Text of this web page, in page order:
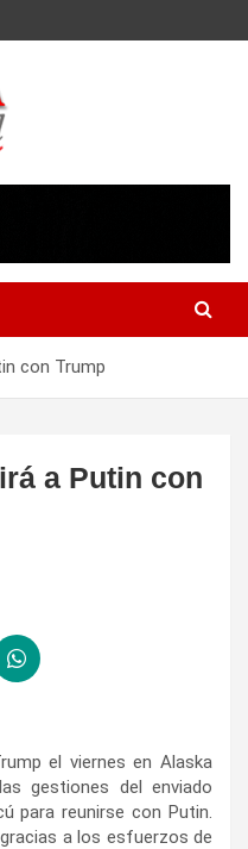
con Trump
a Putin con
el viernes en Alaska
gestiones del enviado
para reunirse con Putin.
a los esfuerzos de